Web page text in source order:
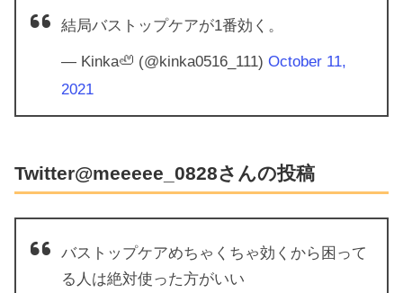
結局バストップケアが1番効く。
— Kinka🦥 (@kinka0516_111) October 11,
2021
Twitter@meeeee_0828さんの投稿
バストップケアめちゃくちゃ効くから困って
る人は絶対使った方がいい